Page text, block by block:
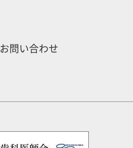
お問い合わせ